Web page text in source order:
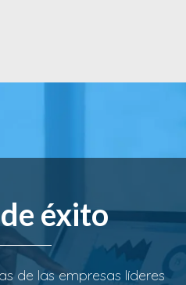
éxito
de las empresas líderes